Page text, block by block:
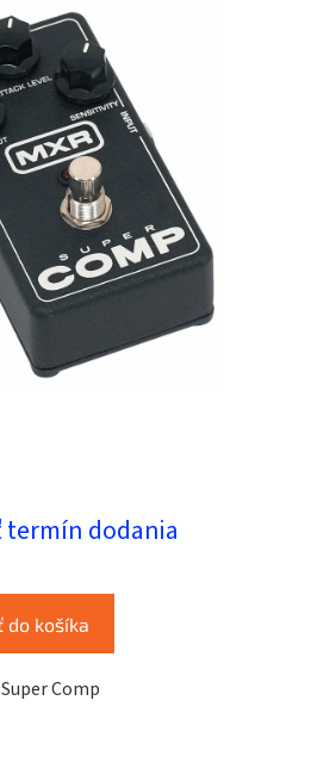
termín dodania
do košíka
Comp